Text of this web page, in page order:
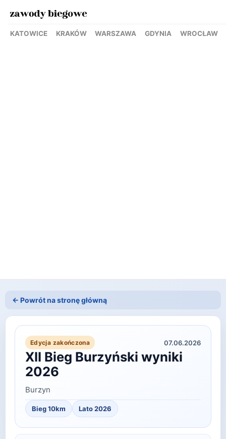
KATOWICE KRAKÓW WARSZAWA GDYNIA WROCŁAW
← Powrót na stronę główną
Edycja zakończona 07.06.2026
XII Bieg Burzyński wyniki
2026
Burzyn
Bieg 10km Lato2026